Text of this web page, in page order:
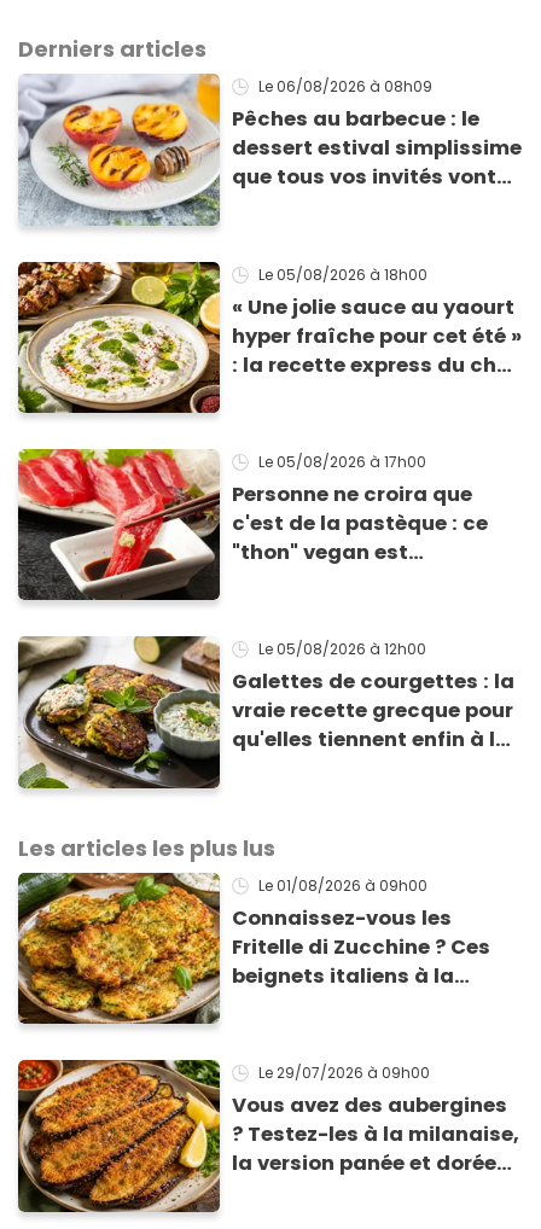
Derniers articles
Le 06/08/2026 à 08h09
Pêches au barbecue : le
dessert estival simplissime
que tous vos invités vont
Le 05/08/2026 à 18h00
« Une jolie sauce au yaourt
hyper fraîche pour cet été »
: la recette express du chef
grillades
Le 05/08/2026 à 17h00
Personne ne croira que
c'est de la pastèque : ce
"thon" vegan est
Le 05/08/2026 à 12h00
Galettes de courgettes : la
vraie recette grecque pour
qu'elles tiennent enfin à la
Les articles les plus lus
Le 01/08/2026 à 09h00
Connaissez-vous les
Fritelle di Zucchine ? Ces
beignets italiens à la
Le 29/07/2026 à 09h00
Vous avez des aubergines
? Testez-les à la milanaise,
la version panée et dorée